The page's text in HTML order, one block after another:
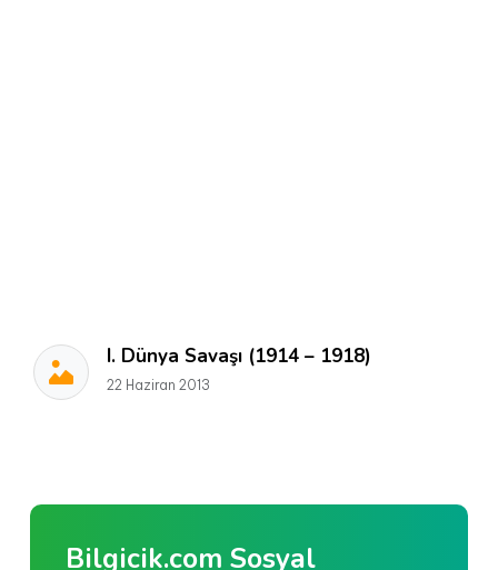
I. Dünya Savaşı (1914 – 1918)
22 Haziran 2013
Bilgicik.com Sosyal